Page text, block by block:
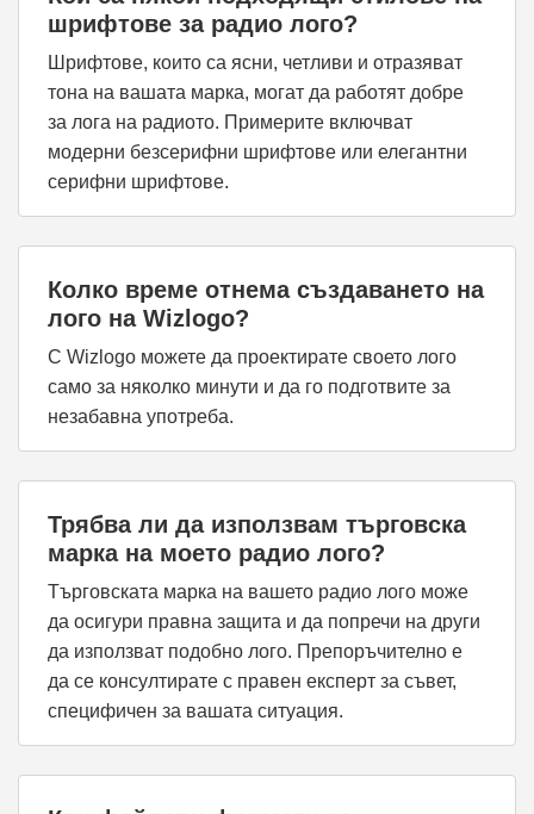
шрифтове за радио лого?
Шрифтове, които са ясни, четливи и отразяват
тона на вашата марка, могат да работят добре
за лога на радиото. Примерите включват
модерни безсерифни шрифтове или елегантни
серифни шрифтове.
Колко време отнема създаването на
лого на Wizlogo?
С Wizlogo можете да проектирате своето лого
само за няколко минути и да го подготвите за
незабавна употреба.
Трябва ли да използвам търговска
марка на моето радио лого?
Търговската марка на вашето радио лого може
да осигури правна защита и да попречи на други
да използват подобно лого. Препоръчително е
да се консултирате с правен експерт за съвет,
специфичен за вашата ситуация.